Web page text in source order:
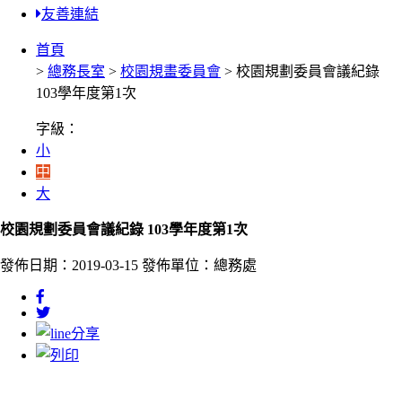
友善連結
首頁
> 總務長室 > 校園規畫委員會 > 校園規劃委員會議紀錄
103學年度第1次
字級：
小
中
大
校園規劃委員會議紀錄 103學年度第1次
發佈日期：2019-03-15 發佈單位：總務處